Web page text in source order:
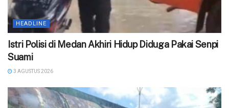
HEADLINE
‎Istri Polisi di Medan Akhiri Hidup Diduga Pakai Senpi
Suami
3 AGUSTUS 2026